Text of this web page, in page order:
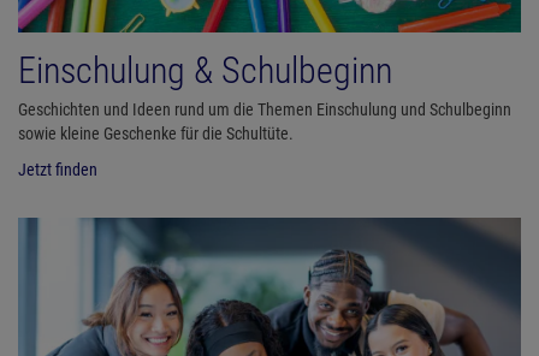
Einschulung & Schulbeginn
Geschichten und Ideen rund um die Themen Einschulung und Schulbeginn
sowie kleine Geschenke für die Schultüte.
Jetzt finden